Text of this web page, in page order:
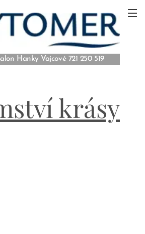
Hanky Vajcové 721 250 519
krásy